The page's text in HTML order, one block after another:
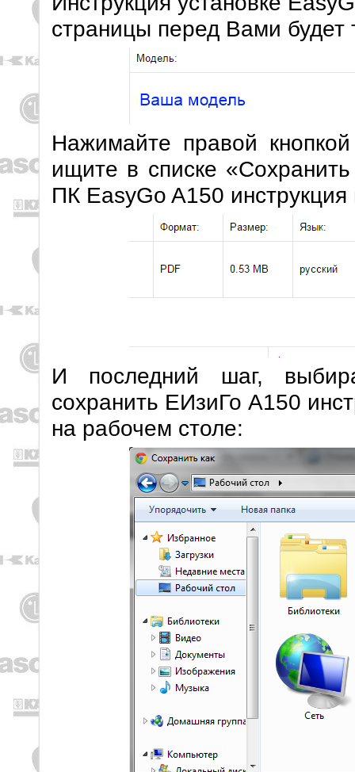
страницы перед Вами будет
Нажимайте правой
ищите в списке
ПК EasyGo A150
И последний шаг,
сохранить EИзиГо A150
на рабочем столе: